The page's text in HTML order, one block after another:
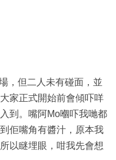
，但二人未有碰面，並
家正式開始前會傾吓咩
到。嘴阿Mo嗰吓我哋都
佢嘴角有醬汁，原本我
以瞇埋眼，咁我先會想